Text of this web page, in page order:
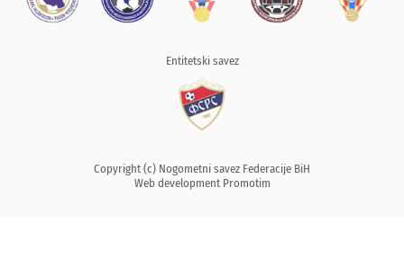
Entitetski savez
Copyright (c) Nogometni savez Federacije BiH
Web development Promotim